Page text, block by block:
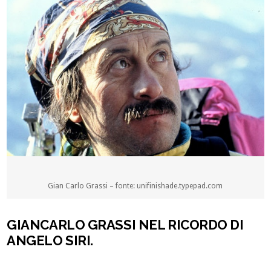
Gian Carlo Grassi – fonte: unifinishade.typepad.com
GIANCARLO GRASSI NEL RICORDO DI
ANGELO SIRI.